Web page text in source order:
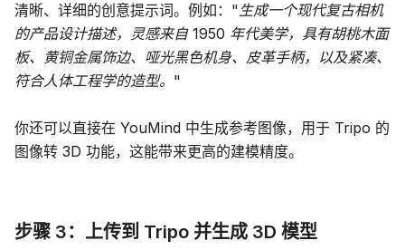
清晰、详细的创意提示词。例如： "生成一个现代复古相机
的产品设计描述，灵感来自 1950 年代美学，具有胡桃木面
板、黄铜金属饰边、哑光黑色机身、皮革手柄，以及紧凑、
符合人体工程学的造型。"
你还可以直接在 YouMind 中生成参考图像，用于 Tripo 的
图像转 3D 功能，这能带来更高的建模精度。
步骤 3：上传到 Tripo 并生成 3D 模型